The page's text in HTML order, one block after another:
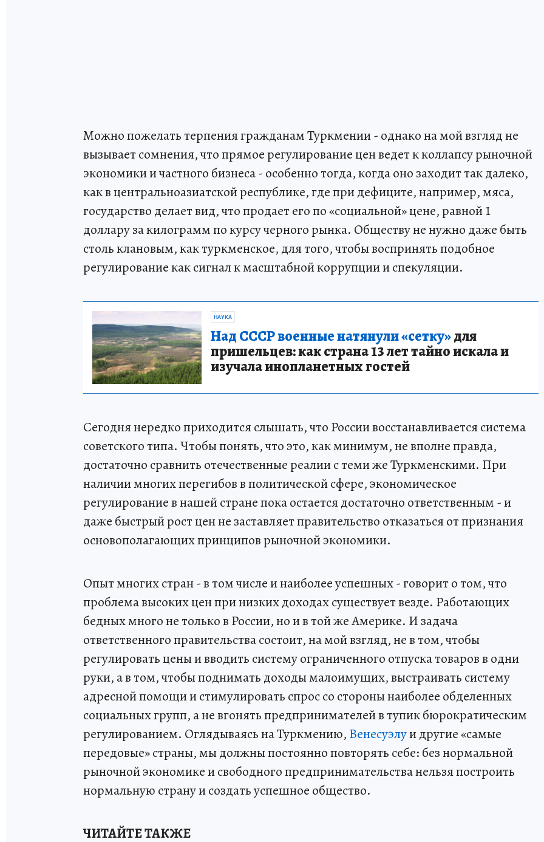
Можно пожелать терпения гражданам Туркмении - однако на мой взгляд не
вызывает сомнения, что прямое регулирование цен ведет к коллапсу рыночной
экономики и частного бизнеса - особенно тогда, когда оно заходит так далеко,
как в центральноазиатской республике, где при дефиците, например, мяса,
государство делает вид, что продает его по «социальной» цене, равной 1
доллару за килограмм по курсу черного рынка. Обществу не нужно даже быть
столь клановым, как туркменское, для того, чтобы воспринять подобное
регулирование как сигнал к масштабной коррупции и спекуляции.
НАУКА
Над СССР военные натянули «сетку»для
пришельцев: как страна 13 лет тайно искала и
изучала инопланетных гостей
Сегодня нередко приходится слышать, что России восстанавливается система
советского типа. Чтобы понять, что это, как минимум, не вполне правда,
достаточно сравнить отечественные реалии с теми же Туркменскими. При
наличии многих перегибов в политической сфере, экономическое
регулирование в нашей стране пока остается достаточно ответственным - и
даже быстрый рост цен не заставляет правительство отказаться от признания
основополагающих принципов рыночной экономики.
Опыт многих стран - в том числе и наиболее успешных - говорит о том, что
проблема высоких цен при низких доходах существует везде. Работающих
бедных много не только в России, но и в той же Америке. И задача
ответственного правительства состоит, на мой взгляд, не в том, чтобы
регулировать цены и вводить систему ограниченного отпуска товаров в одни
руки, а в том, чтобы поднимать доходы малоимущих, выстраивать систему
адресной помощи и стимулировать спрос со стороны наиболее обделенных
социальных групп, а не вгонять предпринимателей в тупик бюрократическим
регулированием. Оглядываясь на Туркмению, Венесуэлуи другие «самые
передовые» страны, мы должны постоянно повторять себе: без нормальной
рыночной экономике и свободного предпринимательства нельзя построить
нормальную страну и создать успешное общество.
ЧИТАЙТЕ ТАКЖЕ